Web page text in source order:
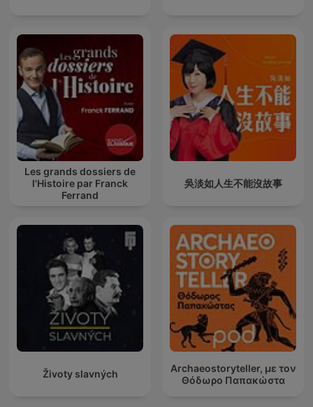
Les grands dossiers de
l'Histoire par Franck
Ferrand
吳淡如人生不能沒故事
Životy slavných
Archaeostoryteller, με τον
Θόδωρο Παπακώστα